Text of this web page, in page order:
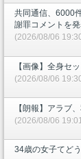
共同通信、6000
謝罪コメントを
(2026/08/06
【画像】全身セ
(2026/08/06
【朗報】アラブ
(2026/08/06
34歳の女子てど